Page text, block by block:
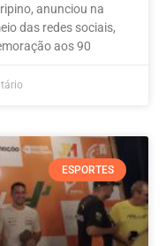
anunciou na
das redes sociais,
aos 90
ESPORTES